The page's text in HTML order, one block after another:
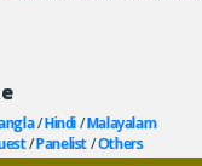
/Hindi/Malayalam
/Panelist/Others